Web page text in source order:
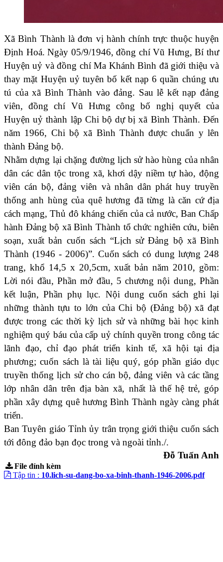
Xã Bình Thành là đơn vị hành chính trực thuộc huyện
Định Hoá. Ngày 05/9/1946, đồng chí Vũ Hưng, Bí thư
Huyện uỷ và đồng chí Ma Khánh Bình đã giới thiệu và
thay mặt Huyện uỷ tuyên bố kết nạp 6 quần chúng ưu
tú của xã Bình Thành vào đảng. Sau lễ kết nạp đảng
viên, đồng chí Vũ Hưng công bố nghị quyết của
Huyện uỷ thành lập Chi bộ dự bị xã Bình Thành. Đến
năm 1966, Chi bộ xã Bình Thành được chuẩn y lên
thành Đảng bộ.
Nhằm dựng lại chặng đường lịch sử hào hùng của nhân
dân các dân tộc trong xã, khơi dậy niềm tự hào, động
viên cán bộ, đảng viên và nhân dân phát huy truyền
thống anh hùng của quê hương đã từng là căn cứ địa
cách mạng, Thủ đô kháng chiến của cả nước, Ban Chấp
hành Đảng bộ xã Bình Thành tổ chức nghiên cứu, biên
soạn, xuất bản cuốn sách “Lịch sử Đảng bộ xã Bình
Thành (1946 - 2006)”. Cuốn sách có dung lượng 248
trang, khổ 14,5 x 20,5cm, xuất bản năm 2010, gồm:
Lời nói đầu, Phần mở đầu, 5 chương nội dung, Phần
kết luận, Phần phụ lục. Nội dung cuốn sách ghi lại
những thành tựu to lớn của Chi bộ (Đảng bộ) xã đạt
được trong các thời kỳ lịch sử và những bài học kinh
nghiệm quý báu của cấp uỷ chính quyền trong công tác
lãnh đạo, chỉ đạo phát triển kinh tế, xã hội tại địa
phương; cuốn sách là tài liệu quý, góp phần giáo dục
truyền thống lịch sử cho cán bộ, đảng viên và các tầng
lớp nhân dân trên địa bàn xã, nhất là thế hệ trẻ, góp
phần xây dựng quê hương Bình Thành ngày càng phát
triển.
Ban Tuyên giáo Tỉnh ủy trân trọng giới thiệu cuốn sách
tới đông đảo bạn đọc trong và ngoài tỉnh./.
Đỗ Tuấn Anh
File đính kèm
Tập tin : 10.lich-su-dang-bo-xa-binh-thanh-1946-2006.pdf